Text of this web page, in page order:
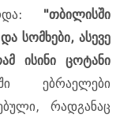
"თბილისში
სომხები, ასევე
ისინი ცოტანი
ებრაელები
რადგანაც